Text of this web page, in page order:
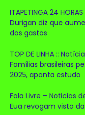
ITAPETINGA 24 HORAS
Durigan diz que
dos gastos
TOP DE LINHA ::
Famílias brasileiras
2025, aponta estudo
Fala Livre – Noticias
Eua revogam visto